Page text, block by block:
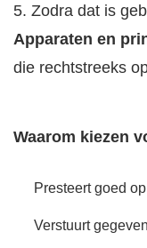
5. Zodra dat is
Apparaten en
die rechtstreeks
Waarom kiezen
Presteert goed op
Verstuurt